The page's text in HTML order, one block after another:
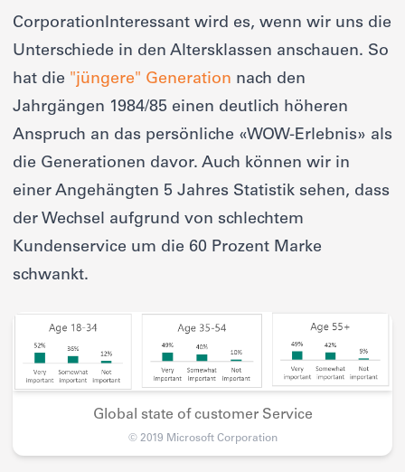
CorporationInteressant wird es, wenn wir uns die
Unterschiede in den Altersklassen anschauen. So
hat die "jüngere" Generation nach den
Jahrgängen 1984/85 einen deutlich höheren
Anspruch an das persönliche «WOW-Erlebnis» als
die Generationen davor. Auch können wir in
einer Angehängten 5 Jahres Statistik sehen, dass
der Wechsel aufgrund von schlechtem
Kundenservice um die 60 Prozent Marke
schwankt.
Global state of customer Service
© 2019 Microsoft Corporation